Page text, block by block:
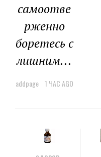
самоотве
рженно
боретесь с
лишним...
addpage 1 ЧАС AGO